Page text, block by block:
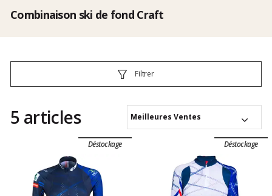
Combinaison ski de fond Craft
Filtrer
5 articles Meilleures Ventes
Déstockage Déstockage